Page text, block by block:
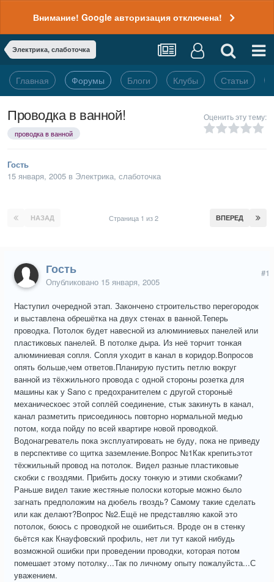
Внимание! Google авторизация отключена!
Электрика, слаботочка
Главная Форумы Блоги Клубы Статьи
Проводка в ванной!
проводка в ванной
Оценить эту тему:
Гость
15 января, 2005 в Электрика, слаботочка
НАЗАД ВПЕРЕД
Страница 1 из 2
Гость
Опубликовано 15 января, 2005
#1
Наступил очередной этап. Закончено строительство перегородок
и выставлена обрешётка на двух стенах в ванной.Теперь
проводка. Потолок будет навесной из алюминиевых панелей или
пластиковых панелей. В потолке дыра. Из неё торчит тонкая
алюминиевая сопля. Сопля уходит в канал в коридор.Вопросов
опять больше,чем ответов.Планирую пустить петлю вокруг
ванной из тёхжильного провода с одной стороны розетка для
машины как у Sano с предохранителем с другой стороныё
механическоес этой соплёй соединение, стык закинуть в канал,
канал разметить присоединюсь повторно нормальной медью
потом, когда пойду по всей квартире новой проводкой.
Водонагреватель пока эксплуатировать не буду, пока не приведу
в перспективе со щитка заземление.Вопрос №1Как крепитьэтот
тёхжильный провод на потолок. Видел разные пластиковые
скобки с гвоздями. Прибить доску тонкую и этими скобками?
Раньше видел такие жестяные полоски которые можно было
загнать предположим на дюбель гвоздь? Самому такие сделать
или как делают?Вопрос №2.Ещё не представляю какой это
потолок, боюсь с проводкой не ошибиться. Вроде он в стенку
бьётся как Кнауфовский профиль, нет ли тут какой нибудь
возможной ошибки при проведении проводки, которая потом
помешает этому потолку...Так по личному опыту пожалуйста...С
уважением.